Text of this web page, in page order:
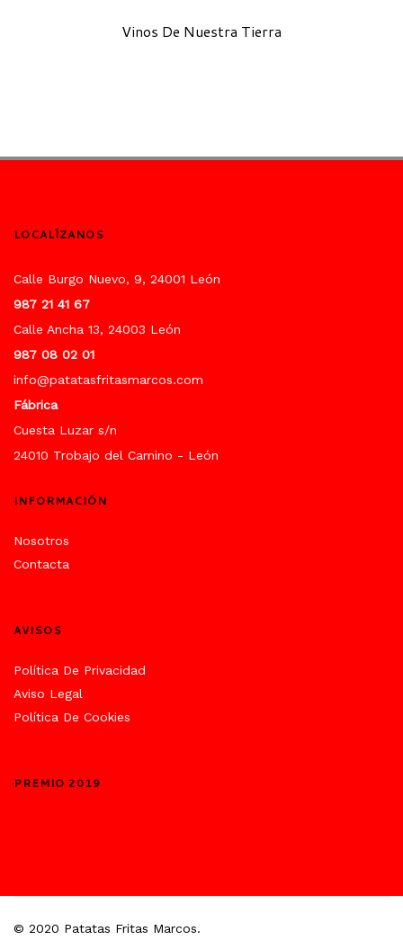
Vinos De Nuestra Tierra
LOCALÍZANOS
Calle Burgo Nuevo, 9, 24001 León
987 21 41 67
Calle Ancha 13, 24003 León
987 08 02 01
info@patatasfritasmarcos.com
Fábrica
Cuesta Luzar s/n
24010 Trobajo del Camino - León
INFORMACIÓN
Nosotros
Contacta
AVISOS
Política De Privacidad
Aviso Legal
Política De Cookies
PREMIO 2019
© 2020 Patatas Fritas Marcos.